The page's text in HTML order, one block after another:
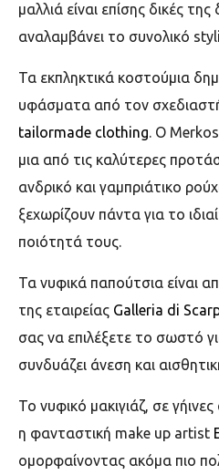
μαλλιά είναι επίσης δικές
αναλαμβάνει το συνολικό
Τα εκπληκτικά κοστούμια
υφάσματα από τον
tailormade clothing. Ο
μια από τις καλύτερες
ανδρικό και γαμπριάτικο
ξεχωρίζουν πάντα για το
ποιότητά τους.
Τα νυφικά παπούτσια είναι
της εταιρείας Galleria di
σας να επιλέξετε το σωστό
συνδυάζει άνεση και
To νυφικό μακιγιάζ, σε
η φανταστική make up artist
ομορφαίνοντας ακόμα πιο